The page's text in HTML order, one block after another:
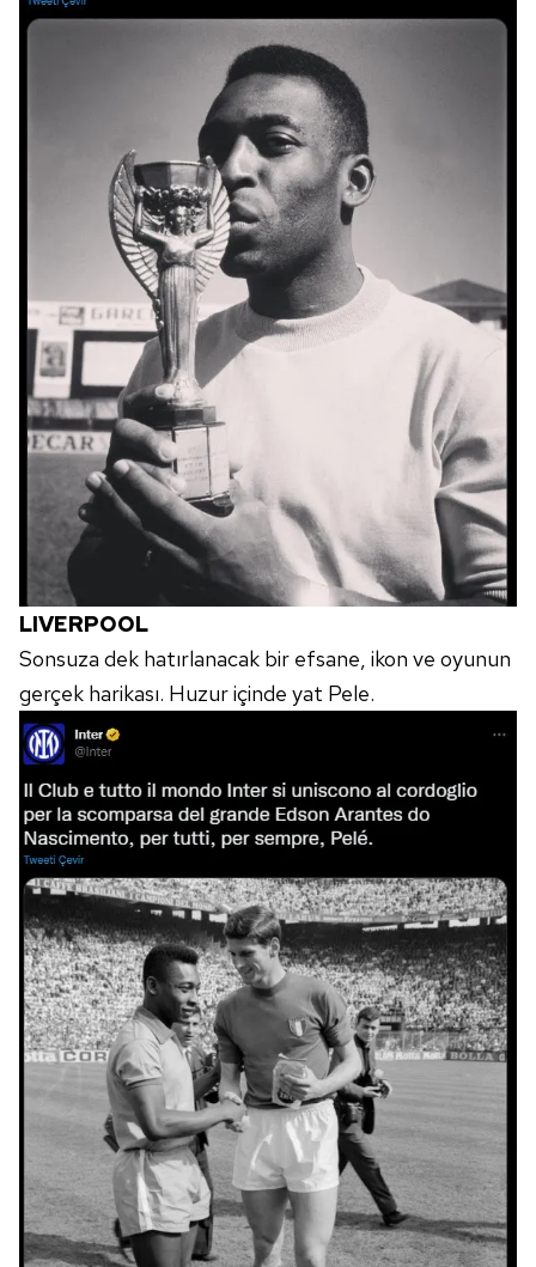
LIVERPOOL
Sonsuza dek hatırlanacak bir efsane, ikon ve oyunun
gerçek harikası. Huzur içinde yat Pele.